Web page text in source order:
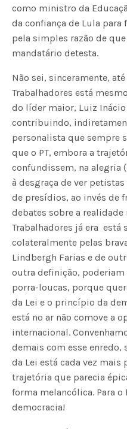
como ministro da
da confiança de Lula para
pela simples razão de
mandatário detesta.
Não sei, sinceramente,
Trabalhadores está
do líder maior, Luiz Inácio
contribuindo,
personalista que sempre
que o PT, embora a
confundissem, na alegria
à desgraça de ver
de presídios, ao invés de
debates sobre a realidade
Trabalhadores já era 
colateralmente pelas
Lindbergh Farias e de
outra definição,
porra-loucas, porque
da Lei e o princípio da
está no ar não comove a
internacional.
demais com esse enredo,
da Lei está cada vez mais
trajetória que parecia
forma melancólica. Para o
democracia!